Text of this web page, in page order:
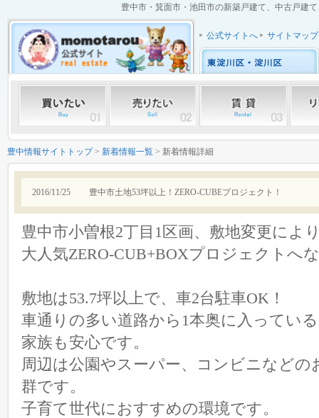
豊中市・箕面市・池田市の新築戸建て、中古戸建
公式サイトへ サイトマップ
豊中情報サイトトップ> 新着情報一覧 > 新着情報詳細
2016/11/25 豊中市土地53坪以上！ZERO-CUBEプロジェクト！
豊中市小曽根2丁目1区画、敷地変更によ
大人気ZERO-CUB+BOXプロジェクトへ
敷地は53.7坪以上で、車2台駐車OK！
車通りの多い道路から1本奥に入ってい
家族も安心です。
周辺は公園やスーパー、コンビニなど
群です。
子育て世代におすすめの環境です。